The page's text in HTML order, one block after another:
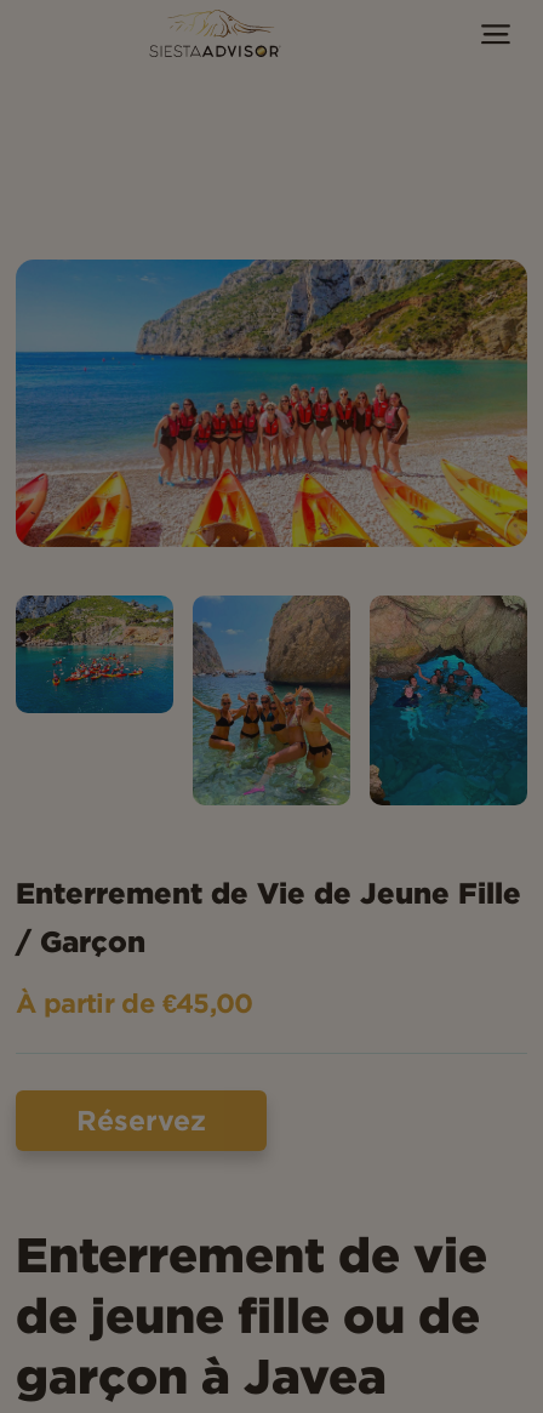
Enterrement de Vie de Jeune Fille
/ Garçon
À partir de €45,00
Réservez
Enterrement de vie
de jeune fille ou de
garçon à Javea